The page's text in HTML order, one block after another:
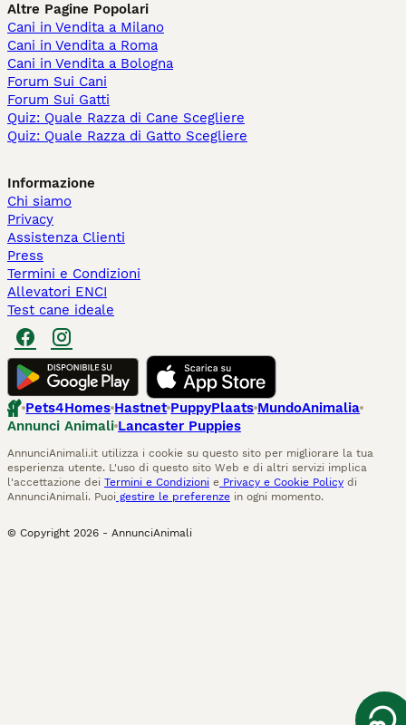
Altre Pagine Popolari
Cani in Vendita a Milano
Cani in Vendita a Roma
Cani in Vendita a Bologna
Forum Sui Cani
Forum Sui Gatti
Quiz: Quale Razza di Cane Scegliere
Quiz: Quale Razza di Gatto Scegliere
Informazione
Chi siamo
Privacy
Assistenza Clienti
Press
Termini e Condizioni
Allevatori ENCI
Test cane ideale
Pets4Homes Hastnet PuppyPlaats MundoAnimalia
Annunci Animali Lancaster Puppies
AnnunciAnimali.it utilizza i cookie su questo sito per migliorare la tua
esperienza utente. L'uso di questo sito Web e di altri servizi implica
l'accettazione dei Termini e Condizioni e Privacy e Cookie Policy di
AnnunciAnimali. Puoi gestire le preferenze in ogni momento.
© Copyright 2026 - AnnunciAnimali